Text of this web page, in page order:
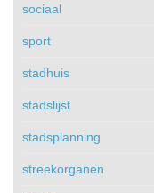
sociaal
sport
stadhuis
stadslijst
stadsplanning
streekorganen